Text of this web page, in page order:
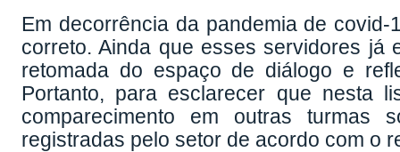
Em decorrência da pandemia de
correto. Ainda que esses servidores já
retomada do espaço de diálogo e
Portanto, para esclarecer que nesta
comparecimento em outras turmas
registradas pelo setor de acordo com o